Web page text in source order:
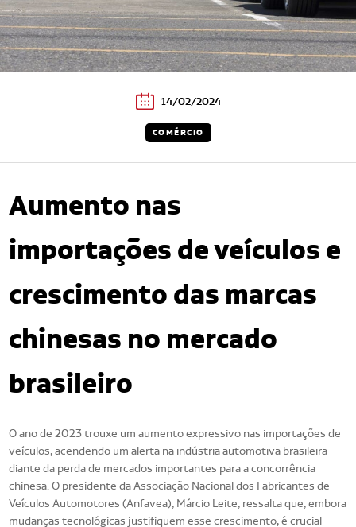
14/02/2024
COMÉRCIO
Aumento nas
importações de veículos e
crescimento das marcas
chinesas no mercado
brasileiro
O ano de 2023 trouxe um aumento expressivo nas importações de
veículos, acendendo um alerta na indústria automotiva brasileira
diante da perda de mercados importantes para a concorrência
chinesa. O presidente da Associação Nacional dos Fabricantes de
Veículos Automotores (Anfavea), Márcio Leite, ressalta que, embora
mudanças tecnológicas justifiquem esse crescimento, é crucial